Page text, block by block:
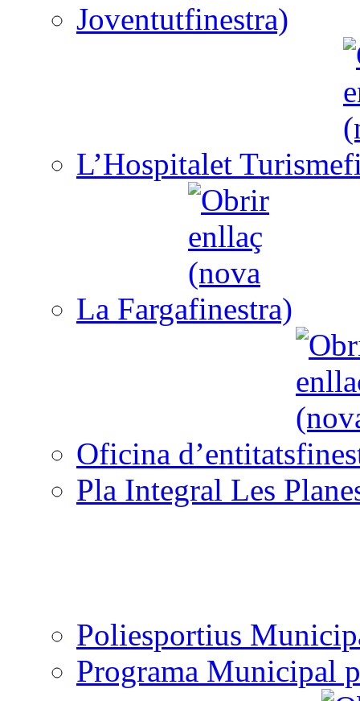
Joventut
L’Hospitalet Turisme
La Farga
Oficina d’entitats
Pla Integral Les
Poliesportius
Programa Municipal